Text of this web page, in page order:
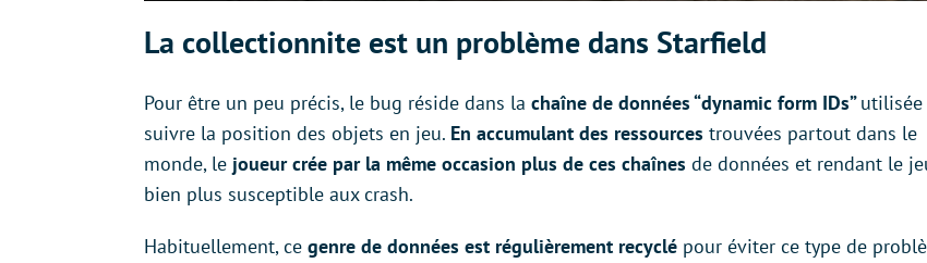
La collectionnite est un problème dans Starfield
Pour être un peu précis, le bug réside dans la chaîne de données “dynamic form IDs”
suivre la position des objets en jeu. En accumulant des ressources trouvées partout dans le
monde, le joueur crée par la même occasion plus de ces chaînes de données et rendant le
bien plus susceptible aux crash.
Habituellement, ce genre de données est régulièrement recyclé pour éviter ce type de